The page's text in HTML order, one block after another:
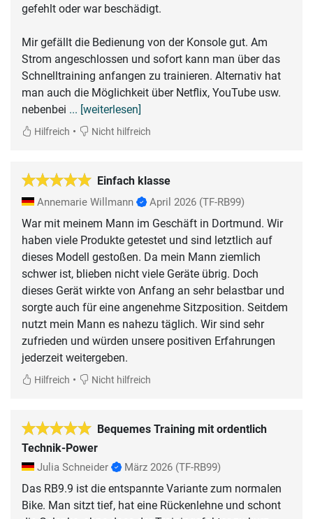
gefehlt oder war beschädigt.
Mir gefällt die Bedienung von der Konsole gut. Am
Strom angeschlossen und sofort kann man über das
Schnelltraining anfangen zu trainieren. Alternativ hat
man auch die Möglichkeit über Netflix, YouTube usw.
nebenbei ... [weiterlesen]
Hilfreich • Nicht hilfreich
Einfach klasse
Annemarie Willmann April 2026 (TF-RB99)
War mit meinem Mann im Geschäft in Dortmund. Wir
haben viele Produkte getestet und sind letztlich auf
dieses Modell gestoßen. Da mein Mann ziemlich
schwer ist, blieben nicht viele Geräte übrig. Doch
dieses Gerät wirkte von Anfang an sehr belastbar und
sorgte auch für eine angenehme Sitzposition. Seitdem
nutzt mein Mann es nahezu täglich. Wir sind sehr
zufrieden und würden unsere positiven Erfahrungen
jederzeit weitergeben.
Hilfreich • Nicht hilfreich
Bequemes Training mit ordentlich
Technik-Power
Julia Schneider März 2026 (TF-RB99)
Das RB9.9 ist die entspannte Variante zum normalen
Bike. Man sitzt tief, hat eine Rückenlehne und schont